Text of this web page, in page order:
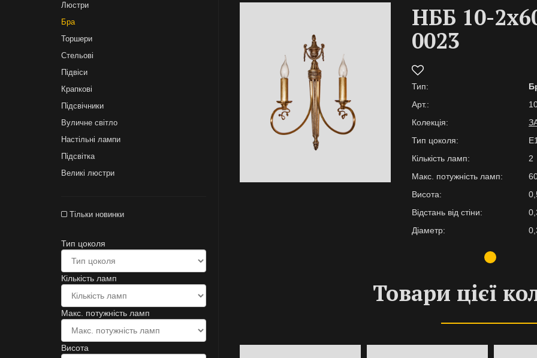
Люстри
Бра
Торшери
Стельові
Підвіси
Крапкові
Підсвічники
Вуличне світло
Настільні лампи
Підсвітка
Великі люстри
Тільки новинки
Тип цоколя
Кількість ламп
Макс. потужність ламп
Висота
НББ 10-
0023
Тип:
Арт.:
Колекція:
Тип цоколя:
Кількість ламп:
2
Макс. потужність ламп:
Висота:
Відстань від стіни:
Діаметр:
Товари цієї